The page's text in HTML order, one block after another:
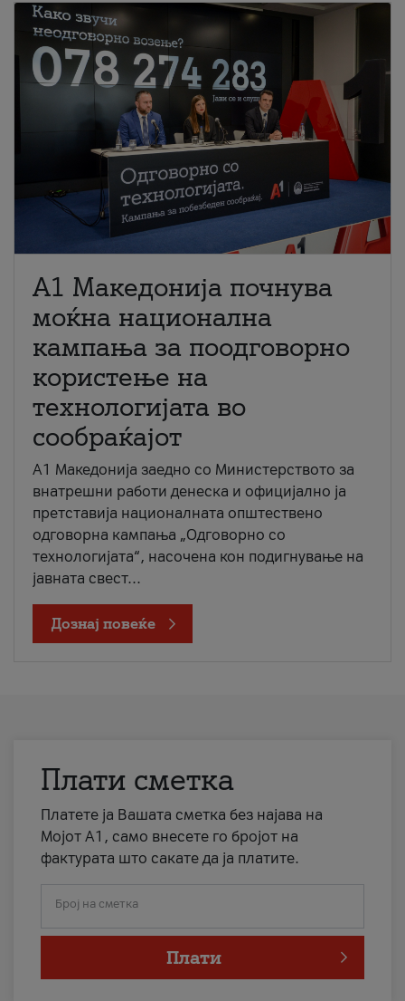
A1 Македонија почнува
моќна национална
кампања за поодговорно
користење на
технологијата во
сообраќајот
A1 Македонија заедно со Министерството за
внатрешни работи денеска и официјално ја
претставија националната општествено
одговорна кампања „Одговорно со
технологијата“, насочена кон подигнување на
јавната свест...
Дознај повеќе
Плати сметка
Платете ја Вашата сметка без најава на
Мојот А1, само внесете го бројот на
фактурата што сакате да ја платите.
Број на сметка
Плати